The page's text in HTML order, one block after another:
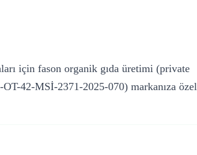
için fason organik gıda üretimi (private
42-MSİ-2371-2025-070) markanıza özel